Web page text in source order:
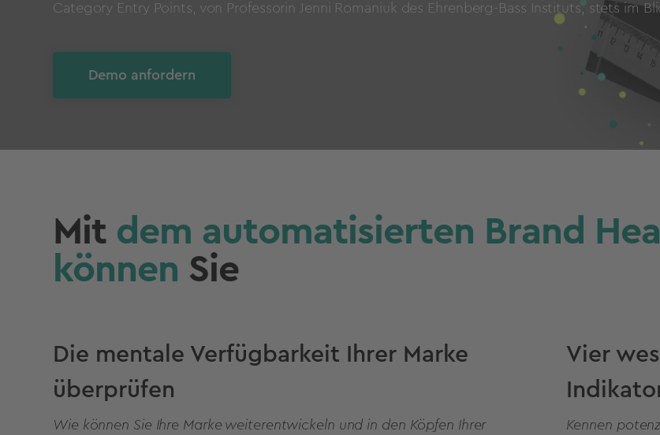
Category Entry Points, von Professorin Jenni Romaniuk des Ehrenberg-Bass Instituts, stets im
Demo anfordern
Mit dem automatisierten Brand
können Sie
Die mentale Verfügbarkeit Ihrer Marke
überprüfen
Wie können Sie Ihre Marke weiterentwickeln und in den Köpfen Ihrer
Vier
Kennen